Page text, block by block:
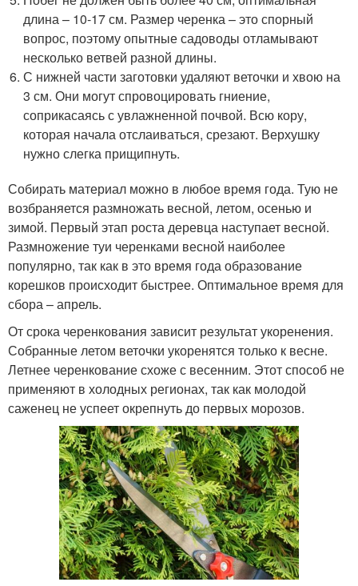
длина – 10-17 см. Размер черенка – это спорный
вопрос, поэтому опытные садоводы отламывают
несколько ветвей разной длины.
С нижней части заготовки удаляют веточки и хвою на
3 см. Они могут спровоцировать гниение,
соприкасаясь с увлажненной почвой. Всю кору,
которая начала отслаиваться, срезают. Верхушку
нужно слегка прищипнуть.
Собирать материал можно в любое время года. Тую не
возбраняется размножать весной, летом, осенью и
зимой. Первый этап роста деревца наступает весной.
Размножение туи черенками весной наиболее
популярно, так как в это время года образование
корешков происходит быстрее. Оптимальное время для
сбора – апрель.
От срока черенкования зависит результат укоренения.
Собранные летом веточки укоренятся только к весне.
Летнее черенкование схоже с весенним. Этот способ не
применяют в холодных регионах, так как молодой
саженец не успеет окрепнуть до первых морозов.